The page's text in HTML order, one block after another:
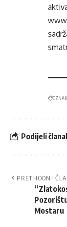
Podijeli
PRETHODNI
Mostaru